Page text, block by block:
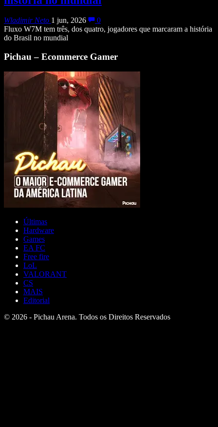
Wladimir Neto 1 jun, 2026
0
Fluxo W7M tem três, dos quatro, jogadores que marcaram a história
do Brasil no mundial
Pichau – Ecommerce Gamer
Últimas
Hardware
Games
EA FC
Free fire
LoL
VALORANT
CS
MAIS
Editorial
© 2026 - Pichau Arena. Todos os Direitos Reservados